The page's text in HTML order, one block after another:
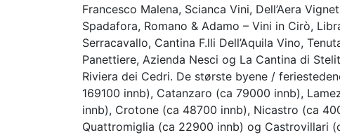
Francesco Malena, Scianca Vini, Dell’Aera
Spadafora, Romano & Adamo – Vini in Cirò,
Serracavallo, Cantina F.lli Dell’Aquila Vino,
Panettiere, Azienda Nesci og La Cantina di
Riviera dei Cedri. De største byene /
169100 innb), Catanzaro (ca 79000 innb),
innb), Crotone (ca 48700 innb), Nicastro (ca
Quattromiglia (ca 22900 innb) og Castrovillari